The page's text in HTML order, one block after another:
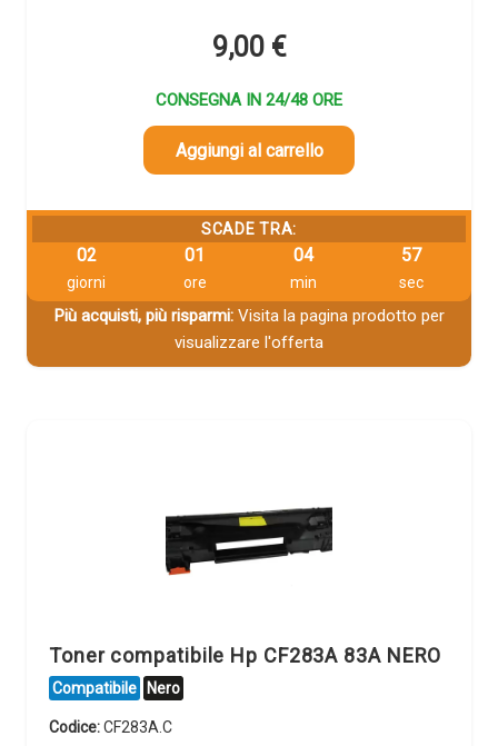
9,00 €
CONSEGNA IN 24/48 ORE
Aggiungi al carrello
SCADE TRA:
02
giorni
01
ore
04
min
56
sec
Più acquisti, più risparmi:Visita la pagina prodotto per
visualizzare l'offerta
Toner compatibile Hp CF283A 83A NERO
Compatibile Nero
Codice:CF283A.C